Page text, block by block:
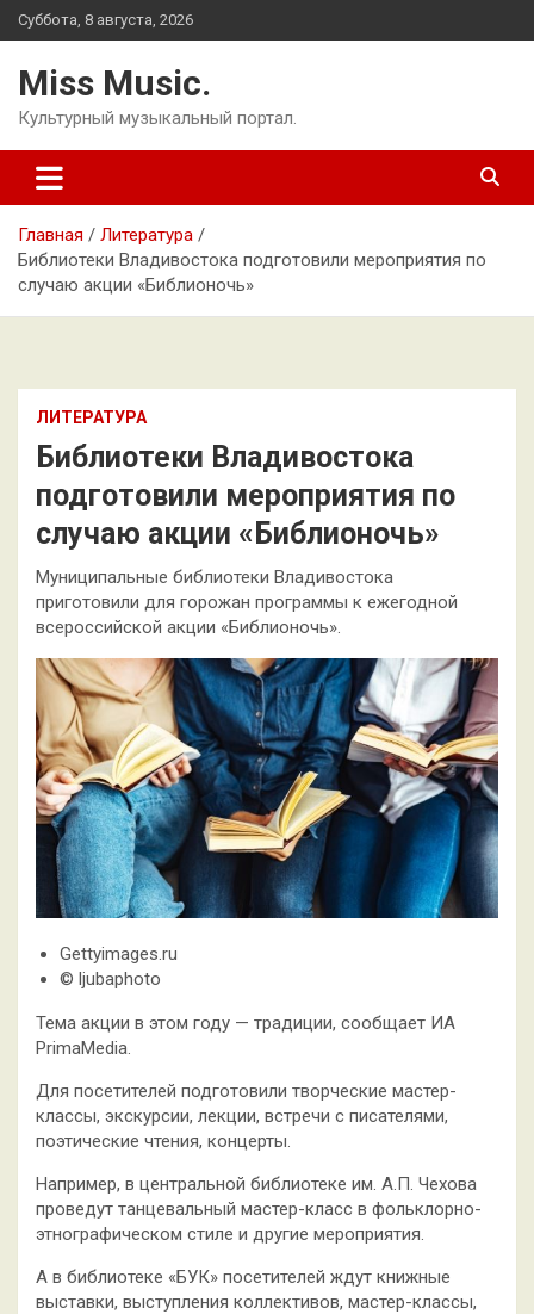
Перейти
к
Суббота, 8 августа, 2026
Miss Music.
Культурный музыкальный портал.
Главная
Литература
Библиотеки Владивостока подготовили мероприятия по
случаю акции «Библионочь»
ЛИТЕРАТУРА
Библиотеки Владивостока
подготовили мероприятия по
случаю акции «Библионочь»
Муниципальные библиотеки Владивостока
приготовили для горожан программы к ежегодной
всероссийской акции «Библионочь».
Gettyimages.ru
© ljubaphoto
Тема акции в этом году — традиции, сообщает ИА
PrimaMedia.
Для посетителей подготовили творческие мастер-
классы, экскурсии, лекции, встречи с писателями,
поэтические чтения, концерты.
Например, в центральной библиотеке им. А.П. Чехова
проведут танцевальный мастер-класс в фольклорно-
этнографическом стиле и другие мероприятия.
А в библиотеке «БУК» посетителей ждут книжные
выставки, выступления коллективов, мастер-классы,